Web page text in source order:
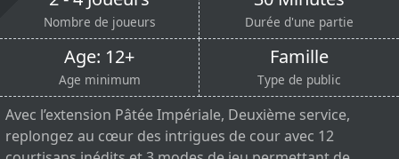
Nombre de joueurs Durée d'une partie
Age: 12+
Age minimum
Famille
Type de public
Avec l’extension Pâtée Impériale, Deuxième service,
replongez au cœur des intrigues de cour avec 12